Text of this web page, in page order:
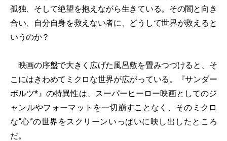
孤独、そして絶望を抱えながら生きている。その闇と向き
合い、自分自身を救えない者に、どうして世界が救えると
いうのか？
映画の序盤で大きく広げた風呂敷を畳みつづけると、そ
こにはきわめてミクロな世界が広がっている。『サンダー
ボルツ*』の特異性は、スーパーヒーロー映画としてのジ
ャンルやフォーマットを一切崩すことなく、そのミクロ
な“心”の世界をスクリーンいっぱいに映し出したところ
だ。